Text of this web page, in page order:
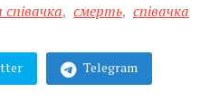
, смерть, співачка
Telegram